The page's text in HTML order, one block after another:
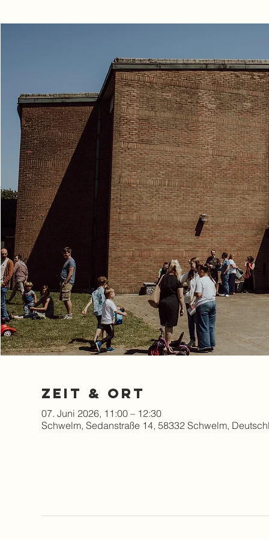
Zeit & Ort
07. Juni 2026, 11:00 – 12:30
Schwelm, Sedanstraße 14, 58332 Schwelm,